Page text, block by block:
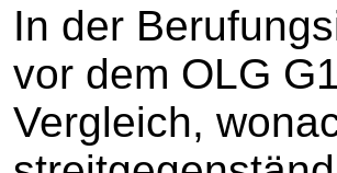
In der
vor dem OLG
Vergleich,